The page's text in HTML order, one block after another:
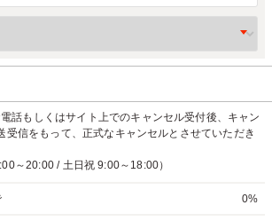
話もしくはサイト上でのキャンセル受付後、キャン
受信をもって、正式なキャンセルとさせていただき
～20:00 / 土日祝 9:00～18:00）
0%